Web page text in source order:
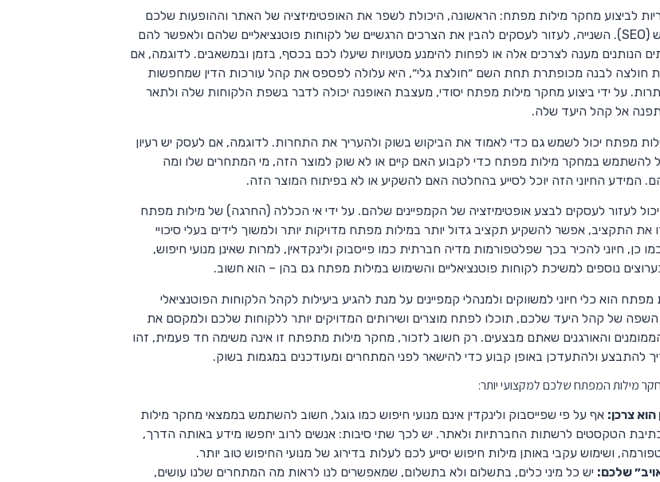
לביצוע מחקר מילות מפתח: הראשונה, היכולת לשפר את האופטימיזציה של האתר וההופעות שלכם
בתוצאות מנועי חיפוש (SEO). השנייה, לעזור לעסקים להבין את הצרכים הרגשיים של לקוחות פוטנציאליים שלהם ולאפשר להם
הנותנים מענה לצרכים אלה או לפחות להימנע מטעויות שיעלו לכם בכסף, בזמן ובמשאבים. לדוגמה, אם
חולצה לבנה מכופתרת תחת השם ״חולצת גלי״, היא עלולה לפספס את קהל עורכות הדין שמחפשות
על ידי ביצוע מחקר מילות מפתח יסודי, מעצבת האופנה יכולה לדבר בשפת הלקוחות שלה ולתאר
אל קהל היעד שלה.
מפתח יכול לשמש גם כדי לאמוד את הביקוש בשוק ולהעריך את התחרות. לדוגמה, אם לעסק יש רעיון
להשתמש במחקר מילות מפתח כדי לקבוע האם קיים או לא שוק למוצר הזה, מי המתחרים שלו ומה
המידע החיוני הזה יוכל לסייע בהחלטה האם להשקיע או לא בפיתוח המוצר הזה.
לעזור לעסקים לבצע אופטימיזציה של הקמפיינים שלהם. על ידי אי הכללה (החרגה) של מילות מפתח
את התקציב, אפשר להשקיע תקציב גדול יותר במילות מפתח מדויקות יותר ולמשוך לידים בעלי סיכויי
כן, חיוני להכיר בכך שפלטפורמות מדיה חברתית כמו פייסבוק ולינקדאין, למרות שאינן מנועי חיפוש,
נוספים למשיכת לקוחות פוטנציאליים והשימוש במילות מפתח גם בהן – הוא חשוב.
הוא כלי חיוני למשווקים ולמנהלי קמפיינים על מנת להגיע ביעילות לקהל הלקוחות הפוטנציאלי
של קהל היעד שלכם, תוכלו לפתח מוצרים ושירותים המדויקים יותר ללקוחות שלכם ולמקסם את
והאורגנים שאתם מבצעים. רק חשוב לזכור, מחקר מילות מתפתח זו אינה משימה חד פעמית, זהו
להתבצע ולהתעדכן באופן קבוע כדי להישאר לפני המתחרים ומעודכנים במגמות בשוק.
הוא צרכן: אף על פי שפייסבוק ולינקדין אינם מנועי חיפוש כמו גוגל, חשוב להשתמש בממצאי מחקר מילות
הטקסטים לרשתות החברתיות ולאתר. יש לכך שתי סיבות: אנשים לרוב יחפשו מידע באותה הדרך,
ושימוש עקבי באותן מילות חיפוש יסייע לכם לעלות בדירוג של מנועי החיפוש טוב יותר.
שלכם: יש כל מיני כלים, בתשלום ולא בתשלום, שמאפשרים לנו לראות מה המתחרים שלנו עושים,